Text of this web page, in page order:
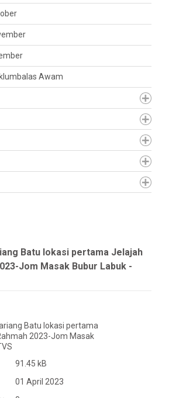
Awam
Batu lokasi pertama Jelajah
Jom Masak Bubur Labuk -
Batu lokasi pertama
2023-Jom Masak
91.45 kB
01 April 2023